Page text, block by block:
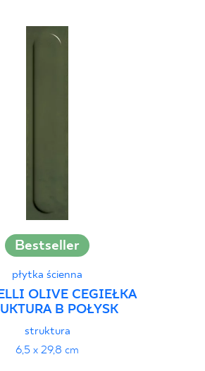
Bestseller
płytka ścienna
OLIVE CEGIEŁKA
B POŁYSK
struktura
6,5 x 29,8 cm